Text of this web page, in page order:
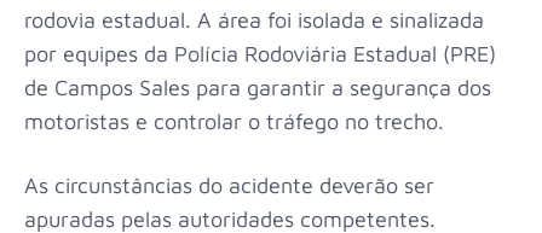
rodovia estadual. A área foi isolada e sinalizada
por equipes da Polícia Rodoviária Estadual (PRE)
de Campos Sales para garantir a segurança dos
motoristas e controlar o tráfego no trecho.
As circunstâncias do acidente deverão ser
apuradas pelas autoridades competentes.